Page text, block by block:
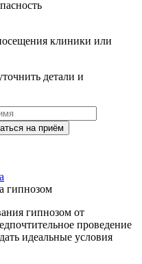
клиники или
детали и
на приём
гипнозом
гипнозом от
проведение
идеальные условия